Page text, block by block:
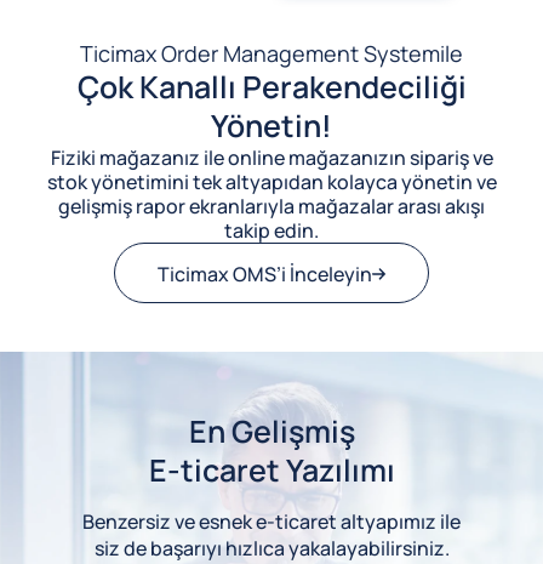
Ticimax Order Management Systemile
Çok Kanallı Perakendeciliği
Yönetin!
Fiziki mağazanız ile online mağazanızın sipariş ve
stok yönetimini tek altyapıdan kolayca yönetin ve
gelişmiş rapor ekranlarıyla mağazalar arası akışı
takip edin.
Ticimax OMS’i İnceleyin
En Gelişmiş
E-ticaret Yazılımı
Benzersiz ve esnek e-ticaret altyapımız ile
siz de başarıyı hızlıca yakalayabilirsiniz.